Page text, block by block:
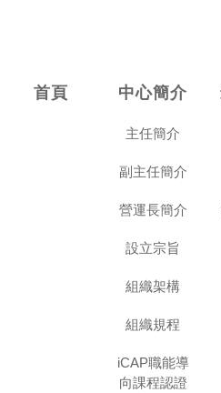
首頁 中心簡介
主任簡介
副主任簡介
營運長簡介
設立宗旨
組織架構
組織規程
iCAP職能導
向課程認證